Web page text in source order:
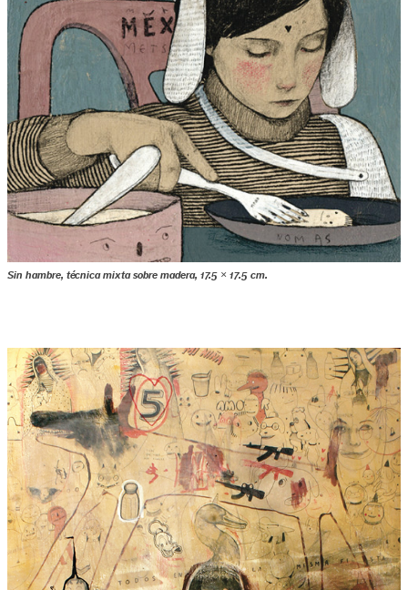
Sin hambre, técnica mixta sobre madera, 17.5 × 17.5 cm.